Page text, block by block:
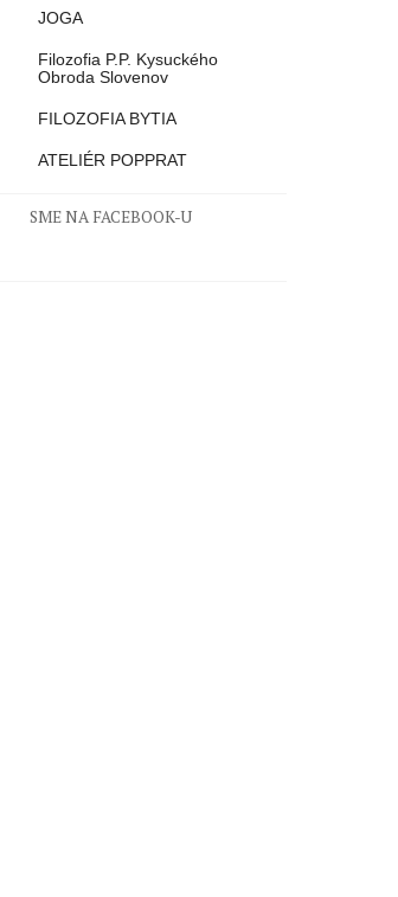
JOGA
Filozofia P.P. Kysuckého
Obroda Slovenov
FILOZOFIA BYTIA
ATELIÉR POPPRAT
SME NA FACEBOOK-U